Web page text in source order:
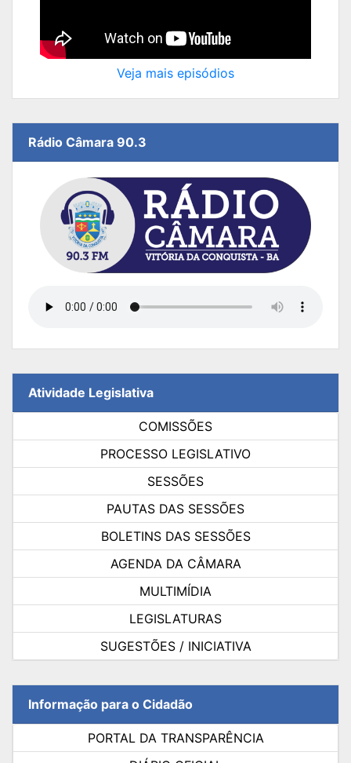
Veja mais episódios
Rádio Câmara 90.3
Atividade Legislativa
COMISSÕES
PROCESSO LEGISLATIVO
SESSÕES
PAUTAS DAS SESSÕES
BOLETINS DAS SESSÕES
AGENDA DA CÂMARA
MULTIMÍDIA
LEGISLATURAS
SUGESTÕES / INICIATIVA
Informação para o Cidadão
PORTAL DA TRANSPARÊNCIA